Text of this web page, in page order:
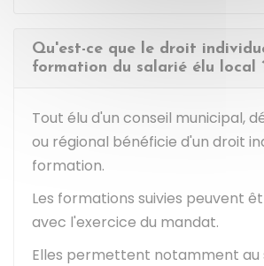
Qu'est-ce que le droit
formation du salarié élu local
Tout élu d'un conseil municipal,
ou régional bénéficie d'un droit
formation.
Les formations suivies peuvent
avec l'exercice du mandat.
Elles permettent notamment au